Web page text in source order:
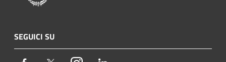
SEGUICI SU